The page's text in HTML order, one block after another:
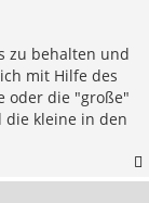
zu behalten und
mit Hilfe des
oder die "große"
die kleine in den